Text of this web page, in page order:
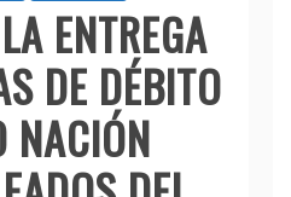
ENTREGA
DE DÉBITO
NACIÓN